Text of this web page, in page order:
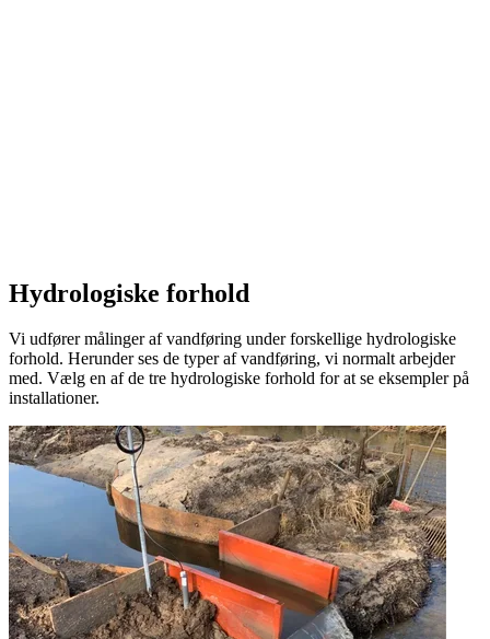
Hydrologiske forhold
Vi udfører målinger af vandføring under forskellige hydrologiske
forhold. Herunder ses de typer af vandføring, vi normalt arbejder
med. Vælg en af de tre hydrologiske forhold for at se eksempler på
installationer.